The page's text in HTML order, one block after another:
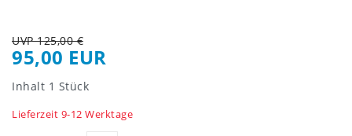
UVP 125,00 €
95,00 EUR
Inhalt 1 Stück
Lieferzeit 9-12 Werktage